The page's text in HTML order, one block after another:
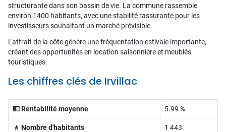
structurante dans son bassin de vie. La commune rassemble
environ 1400 habitants, avec une stabilité rassurante pour les
investisseurs souhaitant un marché prévisible.
L'attrait de la côte génère une fréquentation estivale importante,
créant des opportunités en location saisonnière et meublés
touristiques.
Les chiffres clés de Irvillac
💵 Rentabilité moyenne 5.99 %
🚶 Nombre d'habitants 1 443